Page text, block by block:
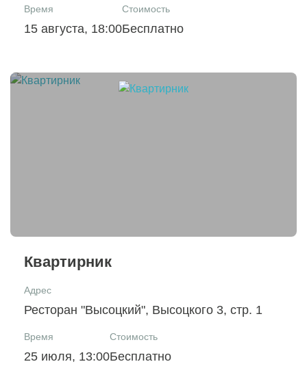
Время
15 августа, 18:00
Стоимость
Бесплатно
Квартирник
Адрес
Ресторан "Высоцкий", Высоцкого 3, стр. 1
Время
25 июля, 13:00
Стоимость
Бесплатно